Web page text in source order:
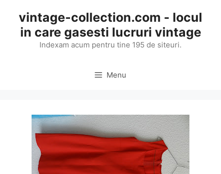
content
vintage-collection.com - locul
in care gasesti lucruri vintage
Indexam acum pentru tine 195 de siteuri.
Menu